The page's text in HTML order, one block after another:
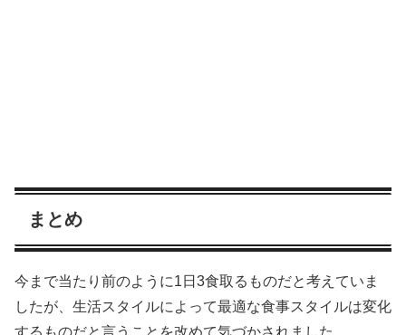
まとめ
今まで当たり前のように1日3食取るものだと考えていま
したが、生活スタイルによって最適な食事スタイルは変化
するものだと言うことを改めて気づかされました